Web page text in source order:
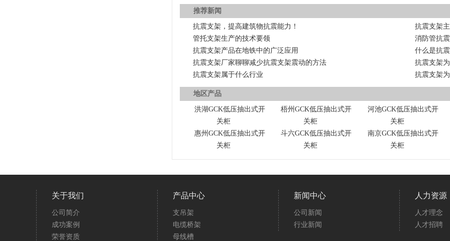
推荐新闻
抗震支架，提高建筑物抗震能力！
抗震支架
管托支架生产的技术要领
消防管抗
抗震支架产品在地铁中的广泛应用
什么是抗
抗震支架厂家聊聊减少抗震支架震动的方法
抗震支架
抗震支架属于什么行业
抗震支架
地区产品
洪湖GCK低压抽出式开
关柜
梧州GCK低压抽出式开
关柜
河池GCK低压抽出式开
关柜
惠州GCK低压抽出式开
关柜
斗六GCK低压抽出式开
关柜
南京GCK低压抽出式开
关柜
关于我们
公司简介
成功案例
荣誉资质
产品中心
支吊架
电缆桥架
母线槽
新闻中心
公司新闻
行业新闻
人力资源
人才理念
人才招聘